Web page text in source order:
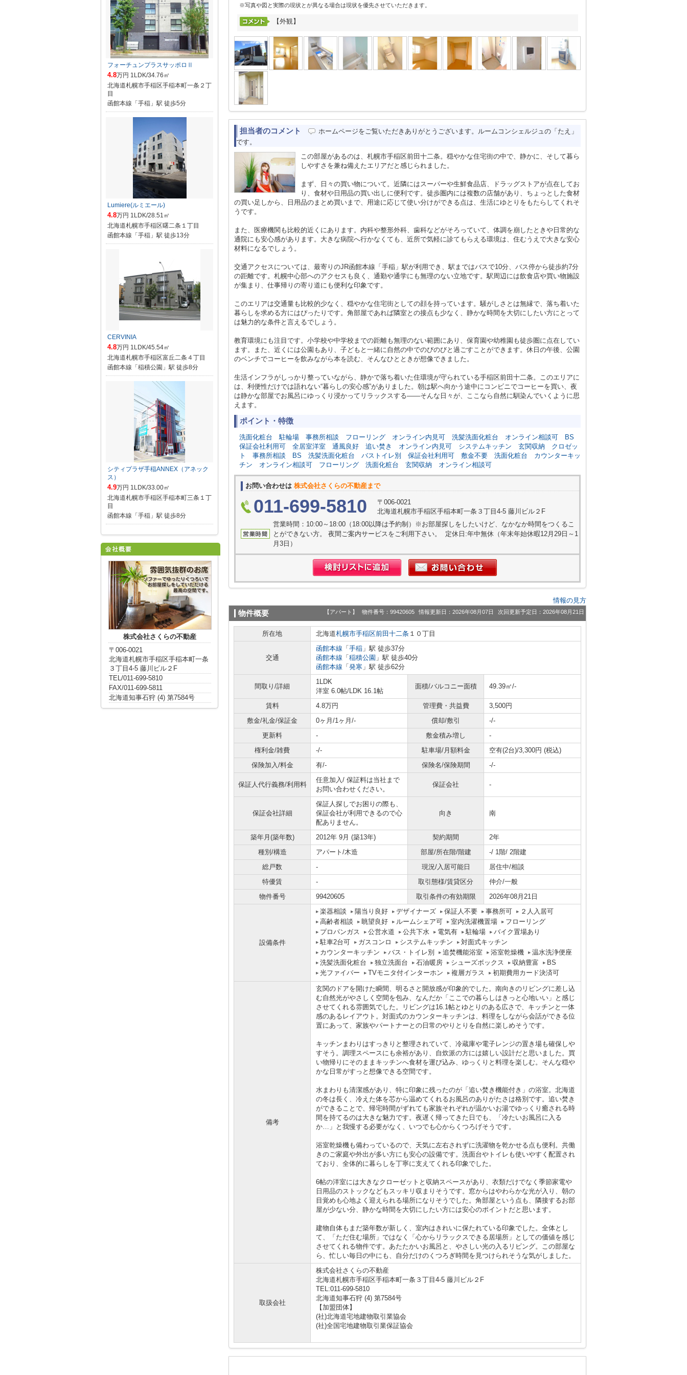
※写真や図と実際の現状とが異なる場合は現状を優先させていただきます。
【外観】
担当者のコメント
ホームページをご覧いただきありがとうございます。ルームコンシェルジュの「たえ」
です。
この部屋があるのは、札幌市手稲区前田十二条。穏やかな住宅街の中で、静かに、そして暮ら
しやすさを兼ね備えたエリアだと感じられました。
まず、日々の買い物について。近隣にはスーパーや生鮮食品店、ドラッグストアが点在してお
り、食材や日用品の買い出しに便利です。徒歩圏内には複数の店舗があり、ちょっとした食材
の買い足しから、日用品のまとめ買いまで、用途に応じて使い分けができる点は、生活にゆとりをもたらしてくれそ
うです。
また、医療機関も比較的近くにあります。内科や整形外科、歯科などがそろっていて、体調を崩したときや日常的な
通院にも安心感があります。大きな病院へ行かなくても、近所で気軽に診てもらえる環境は、住むうえで大きな安心
材料になるでしょう。
交通アクセスについては、最寄りのJR函館本線「手稲」駅が利用でき、駅まではバスで10分、バス停から徒歩約7分
の距離です。札幌中心部へのアクセスも良く、通勤や通学にも無理のない立地です。駅周辺には飲食店や買い物施設
が集まり、仕事帰りの寄り道にも便利な印象です。
このエリアは交通量も比較的少なく、穏やかな住宅街としての顔を持っています。騒がしさとは無縁で、落ち着いた
暮らしを求める方にはぴったりです。角部屋であれば隣室との接点も少なく、静かな時間を大切にしたい方にとって
は魅力的な条件と言えるでしょう。
教育環境にも注目です。小学校や中学校までの距離も無理のない範囲にあり、保育園や幼稚園も徒歩圏に点在してい
ます。また、近くには公園もあり、子どもと一緒に自然の中でのびのびと過ごすことができます。休日の午後、公園
のベンチでコーヒーを飲みながら本を読む、そんなひとときが想像できました。
生活インフラがしっかり整っていながら、静かで落ち着いた住環境が守られている手稲区前田十二条。このエリアに
は、利便性だけでは語れない“暮らしの安心感”がありました。朝は駅へ向かう途中にコンビニでコーヒーを買い、夜
は静かな部屋でお風呂にゆっくり浸かってリラックスする——そんな日々が、ここなら自然に馴染んでいくように思
えます。
ポイント・特徴
洗面化粧台 駐輪場 事務所相談 フローリング オンライン内見可 洗髪洗面化粧台 オンライン相談可
BS
保証会社利用可
全居室洋室 通風良好 追い焚き オンライン内見可 システムキッチン 玄関収納
クロゼッ
ト
事務所相談 BS 洗髪洗面化粧台 バストイレ別 保証会社利用可 敷金不要 洗面化粧台
カウンターキッ
チン
オンライン相談可 フローリング 洗面化粧台 玄関収納 オンライン相談可
お問い合わせは 株式会社さくらの不動産まで
011-699-5810
〒006-0021
北海道札幌市手稲区手稲本町一条３丁目4-5 藤川ビル２F
営業時間：10:00～18:00（18:00以降は予約制）※お部屋探しをしたいけど、なかなか時間をつくるこ
とができない方。 夜間ご案内サービスをご利用下さい。 定休日:年中無休（年末年始休暇12月29日～1
月3日）
情報の見方
物件概要 【アパート】 物件番号：99420605 情報更新日：2026年08月07日 次回更新予定日：2026年08月21日
所在地 北海道札幌市手稲区前田十二条 １０丁目
交通
函館本線 「 手稲 」駅 徒歩37分
函館本線 「 稲積公園 」駅 徒歩40分
函館本線 「 発寒 」駅 徒歩62分
間取り/詳細
1LDK
洋室 6.0帖/LDK 16.1帖
面積/バルコニー面積 49.39㎡/-
賃料 4.8万円 管理費・共益費
3,500円
敷金/礼金/保証金
0ヶ月/1ヶ月/- 償却/敷引
-/-
更新料
- 敷金積み増し
-
権利金/雑費
-/- 駐車場/月額料金
空有(2台)/3,300円 (税込)
保険加入/料金
有/- 保険名/保険期間 -/-
保証人代行義務/利用料
任意加入/ 保証料は当社まで
お問い合わせください。
保証会社 -
保証会社詳細
保証人探しでお困りの際も、
保証会社が利用できるので心
配ありません。
向き 南
築年月(築年数) 2012年 9月 (築13年) 契約期間
2年
種別/構造
アパート/木造 部屋/所在階/階建
-/ 1階/ 2階建
総戸数
- 現況/入居可能日
居住中/相談
特優賃
- 取引態様/賃貸区分
仲介/一般
物件番号
99420605 取引条件の有効期限 2026年08月21日
設備条件
楽器相談 陽当り良好 デザイナーズ 保証人不要 事務所可
２人入居可
高齢者相談
眺望良好 ルームシェア可 室内洗濯機置場
フローリング
プロパンガス
公営水道 公共下水 電気有 駐輪場
バイク置場あり
駐車2台可
ガスコンロ システムキッチン
対面式キッチン
カウンターキッチン
バス・トイレ別 追焚機能浴室 浴室乾燥機
温水洗浄便座
洗髪洗面化粧台
独立洗面台 石油暖房 シューズボックス 収納豊富
BS
光ファイバー
TVモニタ付インターホン 複層ガラス 初期費用カード決済可
備考
玄関のドアを開けた瞬間、明るさと開放感が印象的でした。南向きのリビングに差し込
む自然光がやさしく空間を包み、なんだか「ここでの暮らしはきっと心地いい」と感じ
させてくれる雰囲気でした。リビングは16.1帖とゆとりのある広さで、キッチンと一体
感のあるレイアウト。対面式のカウンターキッチンは、料理をしながら会話ができる位
置にあって、家族やパートナーとの日常のやりとりを自然に楽しめそうです。
キッチンまわりはすっきりと整理されていて、冷蔵庫や電子レンジの置き場も確保しや
すそう。調理スペースにも余裕があり、自炊派の方には嬉しい設計だと思いました。買
い物帰りにそのままキッチンへ食材を運び込み、ゆっくりと料理を楽しむ。そんな穏や
かな日常がすっと想像できる空間です。
水まわりも清潔感があり、特に印象に残ったのが「追い焚き機能付き」の浴室。北海道
の冬は長く、冷えた体を芯から温めてくれるお風呂のありがたさは格別です。追い焚き
ができることで、帰宅時間がずれても家族それぞれが温かいお湯でゆっくり癒される時
間を持てるのは大きな魅力です。夜遅く帰ってきた日でも、「冷たいお風呂に入る
か…」と我慢する必要がなく、いつでも心からくつろげそうです。
浴室乾燥機も備わっているので、天気に左右されずに洗濯物を乾かせる点も便利。共働
きのご家庭や外出が多い方にも安心の設備です。洗面台やトイレも使いやすく配置され
ており、全体的に暮らしを丁寧に支えてくれる印象でした。
6帖の洋室には大きなクローゼットと収納スペースがあり、衣類だけでなく季節家電や
日用品のストックなどもスッキリ収まりそうです。窓からはやわらかな光が入り、朝の
目覚めも心地よく迎えられる場所になりそうでした。角部屋という点も、隣接するお部
屋が少ない分、静かな時間を大切にしたい方には安心のポイントだと思います。
建物自体もまだ築年数が新しく、室内はきれいに保たれている印象でした。全体とし
て、「ただ住む場所」ではなく「心からリラックスできる居場所」としての価値を感じ
させてくれる物件です。あたたかいお風呂と、やさしい光の入るリビング。この部屋な
ら、忙しい毎日の中にも、自分だけのくつろぎ時間を見つけられそうな気がしました。
取扱会社
株式会社さくらの不動産
北海道札幌市手稲区手稲本町一条３丁目4-5 藤川ビル２F
TEL:011-699-5810
北海道知事石狩 (4) 第7584号
【加盟団体】
(社)北海道宅地建物取引業協会
(社)全国宅地建物取引業保証協会
フォーチュンプラスサッポロⅡ
4.8万円 1LDK/34.76㎡
北海道札幌市手稲区手稲本町一条２丁
目
函館本線「手稲」駅 徒歩5分
Lumiere(ルミエール)
4.8万円 1LDK/28.51㎡
北海道札幌市手稲区曙二条１丁目
函館本線「手稲」駅 徒歩13分
CERVINIA
4.8万円 1LDK/45.54㎡
北海道札幌市手稲区富丘二条４丁目
函館本線「稲積公園」駅 徒歩8分
シティプラザ手稲ANNEX（アネック
ス）
4.9万円 1LDK/33.00㎡
北海道札幌市手稲区手稲本町三条１丁
目
函館本線「手稲」駅 徒歩8分
株式会社さくらの不動産
〒006-0021
北海道札幌市手稲区手稲本町一条
３丁目4-5 藤川ビル２F
TEL/011-699-5810
FAX/011-699-5811
北海道知事石狩 (4) 第7584号